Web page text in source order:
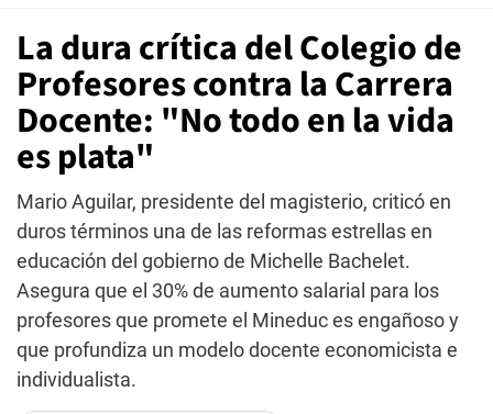
La dura crítica del Colegio de
Profesores contra la Carrera
Docente: "No todo en la vida
es plata"
Mario Aguilar, presidente del magisterio, criticó en
duros términos una de las reformas estrellas en
educación del gobierno de Michelle Bachelet.
Asegura que el 30% de aumento salarial para los
profesores que promete el Mineduc es engañoso y
que profundiza un modelo docente economicista e
individualista.